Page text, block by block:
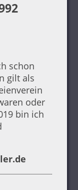
schon
gilt als
oder
bin ich